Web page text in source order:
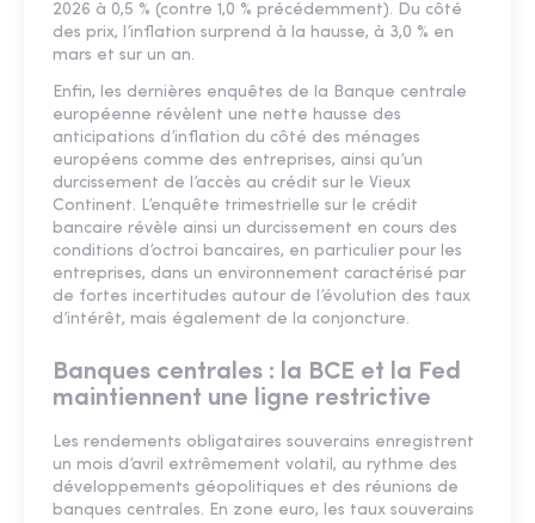
2026 à 0,5 % (contre 1,0 % précédemment). Du côté
des prix, l’inflation surprend à la hausse, à 3,0 % en
mars et sur un an.
Enfin, les dernières enquêtes de la Banque centrale
européenne révèlent une nette hausse des
anticipations d’inflation du côté des ménages
européens comme des entreprises, ainsi qu’un
durcissement de l’accès au crédit sur le Vieux
Continent. L’enquête trimestrielle sur le crédit
bancaire révèle ainsi un durcissement en cours des
conditions d’octroi bancaires, en particulier pour les
entreprises, dans un environnement caractérisé par
de fortes incertitudes autour de l’évolution des taux
d’intérêt, mais également de la conjoncture.
Banques centrales : la BCE et la Fed
maintiennent une ligne restrictive
Les rendements obligataires souverains enregistrent
un mois d’avril extrêmement volatil, au rythme des
développements géopolitiques et des réunions de
banques centrales. En zone euro, les taux souverains